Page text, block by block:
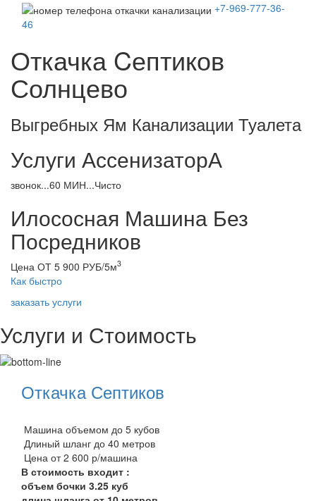
+7-969-777-36-
46
Откачка Cептиков
Солнцево
Выгребных Ям Канализации Туалета
Услуги АссенизаторА
звонок...60 МИН...Чисто
Илососная Машина Без
Посредников
Цена ОТ 5 900 РУБ/5м3
Как быстро
заказать услуги
Услуги и Стоимость
Откачка Септиков
Машина объемом до 5 кубов
Длиный шланг до 40 метров
Цена от 2 600 р/машина
В стоимость входит :
объем бочки 3.25 куб